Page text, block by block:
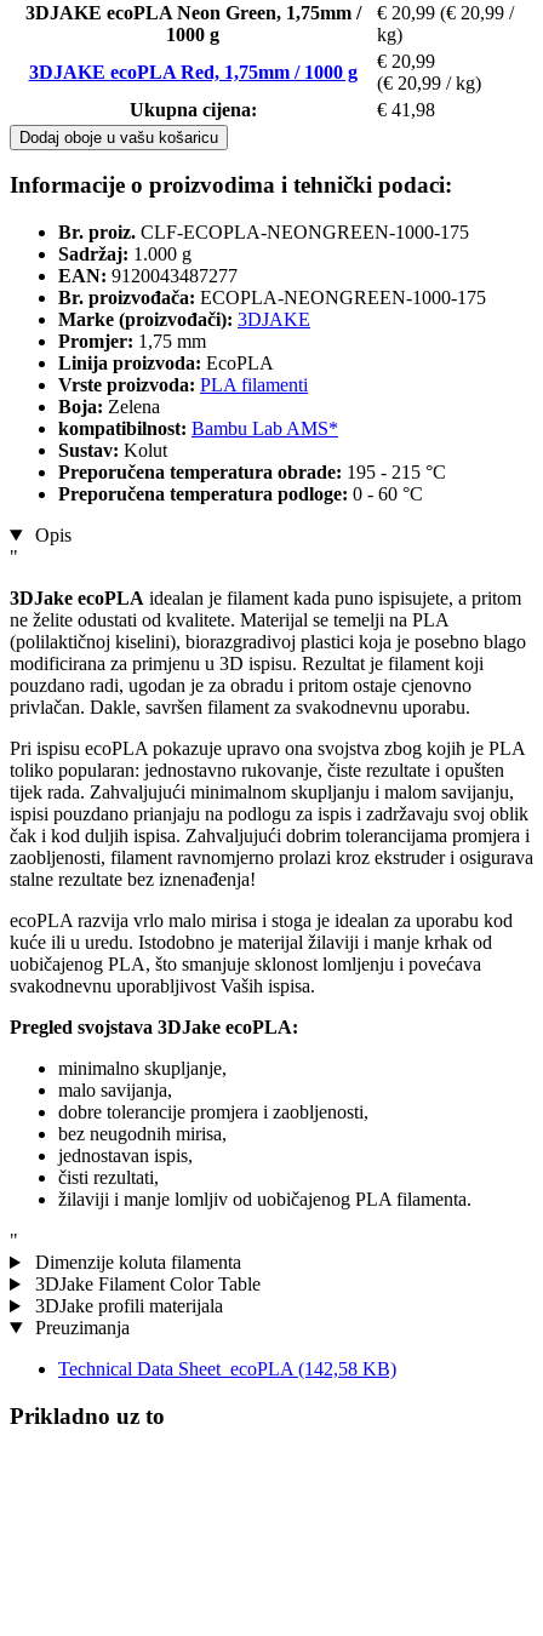
3DJAKE ecoPLA Neon Green, 1,75mm /
1000 g
€ 20,99 (€ 20,99 /
kg)
3DJAKE ecoPLA Red, 1,75mm / 1000 g
€ 20,99
(€ 20,99 / kg)
Ukupna cijena:
€ 41,98
Dodaj oboje u vašu košaricu
Informacije o proizvodima i tehnički podaci:
Br. proiz. CLF-ECOPLA-NEONGREEN-1000-175
Sadržaj: 1.000 g
EAN: 9120043487277
Br. proizvođača: ECOPLA-NEONGREEN-1000-175
Marke (proizvođači): 3DJAKE
Promjer: 1,75 mm
Linija proizvoda: EcoPLA
Vrste proizvoda: PLA filamenti
Boja: Zelena
kompatibilnost: Bambu Lab AMS*
Sustav: Kolut
Preporučena temperatura obrade: 195 - 215 °C
Preporučena temperatura podloge: 0 - 60 °C
Opis
"
3DJake ecoPLA idealan je filament kada puno ispisujete, a pritom
ne želite odustati od kvalitete. Materijal se temelji na PLA
(polilaktičnoj kiselini), biorazgradivoj plastici koja je posebno blago
modificirana za primjenu u 3D ispisu. Rezultat je filament koji
pouzdano radi, ugodan je za obradu i pritom ostaje cjenovno
privlačan. Dakle, savršen filament za svakodnevnu uporabu.
Pri ispisu ecoPLA pokazuje upravo ona svojstva zbog kojih je PLA
toliko popularan: jednostavno rukovanje, čiste rezultate i opušten
tijek rada. Zahvaljujući minimalnom skupljanju i malom savijanju,
ispisi pouzdano prianjaju na podlogu za ispis i zadržavaju svoj oblik
čak i kod duljih ispisa. Zahvaljujući dobrim tolerancijama promjera i
zaobljenosti, filament ravnomjerno prolazi kroz ekstruder i osigurava
stalne rezultate bez iznenađenja!
ecoPLA razvija vrlo malo mirisa i stoga je idealan za uporabu kod
kuće ili u uredu. Istodobno je materijal žilaviji i manje krhak od
uobičajenog PLA, što smanjuje sklonost lomljenju i povećava
svakodnevnu uporabljivost Vaših ispisa.
Pregled svojstava 3DJake ecoPLA:
minimalno skupljanje,
malo savijanja,
dobre tolerancije promjera i zaobljenosti,
bez neugodnih mirisa,
jednostavan ispis,
čisti rezultati,
žilaviji i manje lomljiv od uobičajenog PLA filamenta.
"
Dimenzije koluta filamenta
3DJake Filament Color Table
3DJake profili materijala
Preuzimanja
Technical Data Sheet_ecoPLA (142,58 KB)
Prikladno uz to